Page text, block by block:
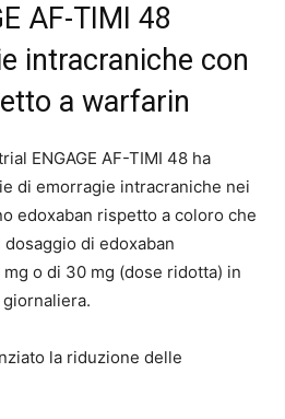
AF-TIMI 48
intracraniche con
a warfarin
ENGAGE AF-TIMI 48 ha
di emorragie intracraniche nei
edoxaban rispetto a coloro che
di edoxaban
o di 30 mg (dose ridotta) in
la riduzione delle